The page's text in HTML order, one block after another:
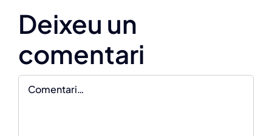
Deixeu un
comentari
Comment